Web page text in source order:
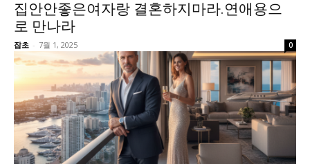
집안안좋은여자랑 결혼하지마라.연애용으
로 만나라
잡초 - 7월 1, 2025 0